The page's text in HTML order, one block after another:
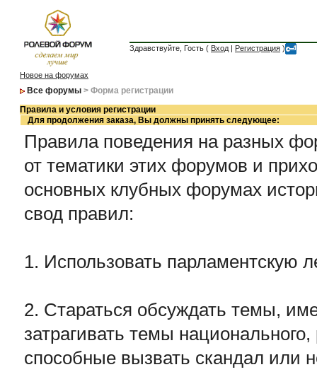
Здравствуйте, Гость ( Вход | Регистрация )
Новое на форумах
Все форумы > Форма регистрации
Правила и условия регистрации
Для продолжения заказа, Вы должны принять следующее:
Правила поведения на разных
от тематики этих форумов и
основных клубных форумах
свод правил:
1. Использовать парламентскую
2. Стараться обсуждать темы,
затрагивать темы
способные вызвать скандал или